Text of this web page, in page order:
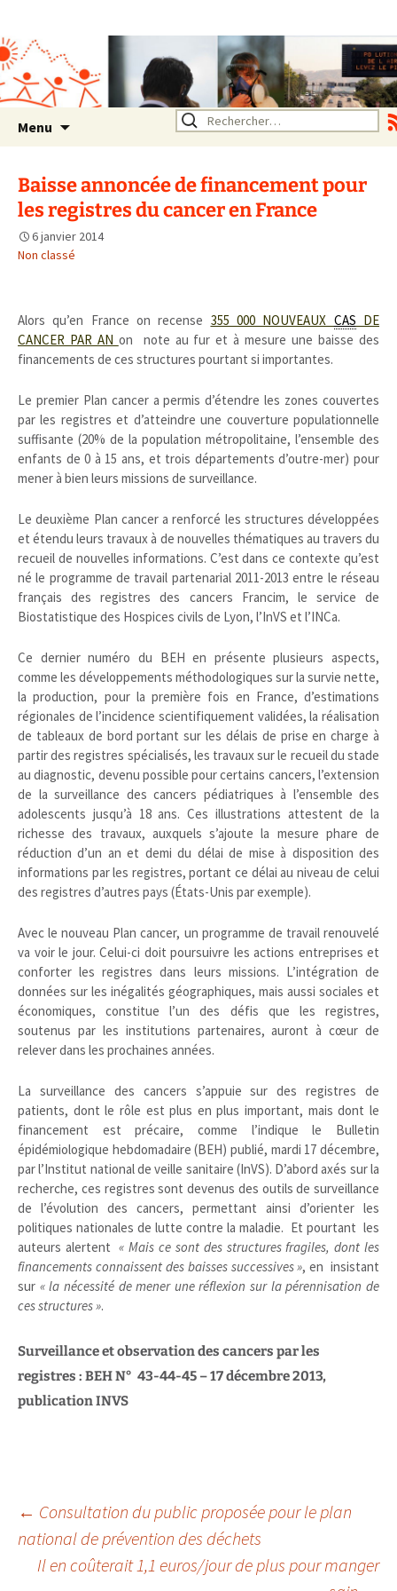
Rhône Alpes
Un environnement sain pour
la santé de tous
Menu Rechercher :
Baisse annoncée de financement pour
les registres du cancer en France
6 janvier 2014
Non classé
Alors qu’en France on recense 355 000 NOUVEAUX CAS DE
CANCER PAR AN on note au fur et à mesure une baisse des
financements de ces structures pourtant si importantes.
Le premier Plan cancer a permis d’étendre les zones couvertes
par les registres et d’atteindre une couverture populationnelle
suffisante (20% de la population métropolitaine, l’ensemble des
enfants de 0 à 15 ans, et trois départements d’outre-mer) pour
mener à bien leurs missions de surveillance.
Le deuxième Plan cancer a renforcé les structures développées
et étendu leurs travaux à de nouvelles thématiques au travers du
recueil de nouvelles informations. C’est dans ce contexte qu’est
né le programme de travail partenarial 2011-2013 entre le réseau
français des registres des cancers Francim, le service de
Biostatistique des Hospices civils de Lyon, l’InVS et l’INCa.
Ce dernier numéro du BEH en présente plusieurs aspects,
comme les développements méthodologiques sur la survie nette,
la production, pour la première fois en France, d’estimations
régionales de l’incidence scientifiquement validées, la réalisation
de tableaux de bord portant sur les délais de prise en charge à
partir des registres spécialisés, les travaux sur le recueil du stade
au diagnostic, devenu possible pour certains cancers, l’extension
de la surveillance des cancers pédiatriques à l’ensemble des
adolescents jusqu’à 18 ans. Ces illustrations attestent de la
richesse des travaux, auxquels s’ajoute la mesure phare de
réduction d’un an et demi du délai de mise à disposition des
informations par les registres, portant ce délai au niveau de celui
des registres d’autres pays (États-Unis par exemple).
Avec le nouveau Plan cancer, un programme de travail renouvelé
va voir le jour. Celui-ci doit poursuivre les actions entreprises et
conforter les registres dans leurs missions. L’intégration de
données sur les inégalités géographiques, mais aussi sociales et
économiques, constitue l’un des défis que les registres,
soutenus par les institutions partenaires, auront à cœur de
relever dans les prochaines années.
La surveillance des cancers s’appuie sur des registres de
patients, dont le rôle est plus en plus important, mais dont le
financement est précaire, comme l’indique le Bulletin
épidémiologique hebdomadaire (BEH) publié, mardi 17 décembre,
par l’Institut national de veille sanitaire (InVS). D’abord axés sur la
recherche, ces registres sont devenus des outils de surveillance
de l’évolution des cancers, permettant ainsi d’orienter les
politiques nationales de lutte contre la maladie. Et pourtant les
auteurs alertent« Mais ce sont des structures fragiles, dont les
financements connaissent des baisses successives », en insistant
sur « la nécessité de mener une réflexion sur la pérennisation de
ces structures ».
Surveillance et observation des cancers par les
registres : BEH N° 43-44-45 – 17 décembre 2013,
publication INVS
Navigation
des
← Consultation du public proposée pour le plan
national de prévention des déchets
Il en coûterait 1,1 euros/jour de plus pour manger